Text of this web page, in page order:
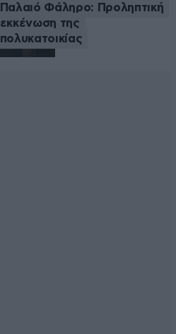
Παλαιό Φάληρο: Προληπτική
εκκένωση της
πολυκατοικίας